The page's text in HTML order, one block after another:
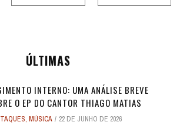
ÚLTIMAS
INTERNO: UMA ANÁLISE BREVE
O EP DO CANTOR THIAGO MATIAS
, MÚSICA 22 DE JUNHO DE 2026